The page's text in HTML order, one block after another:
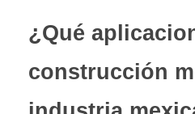
¿Qué
construcción